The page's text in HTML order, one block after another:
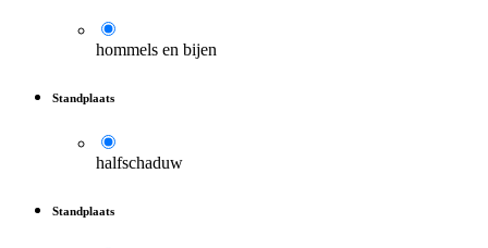
hommels en bijen
Standplaats
halfschaduw
Standplaats